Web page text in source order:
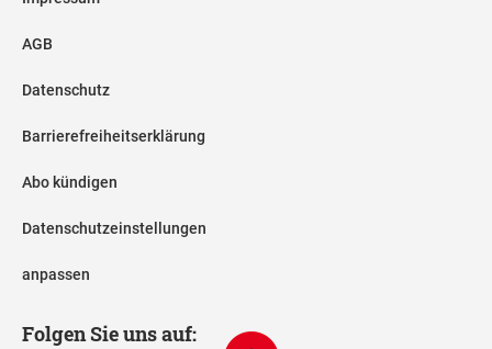
AGB
Datenschutz
Barrierefreiheitserklärung
Abo kündigen
Datenschutzeinstellungen
anpassen
Folgen Sie uns auf: